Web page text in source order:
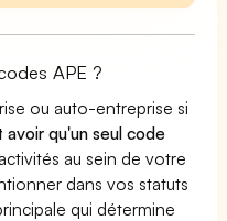
APE ?
ou auto-entreprise si
avoir qu'un seul code
au sein de votre
dans vos statuts
qui détermine